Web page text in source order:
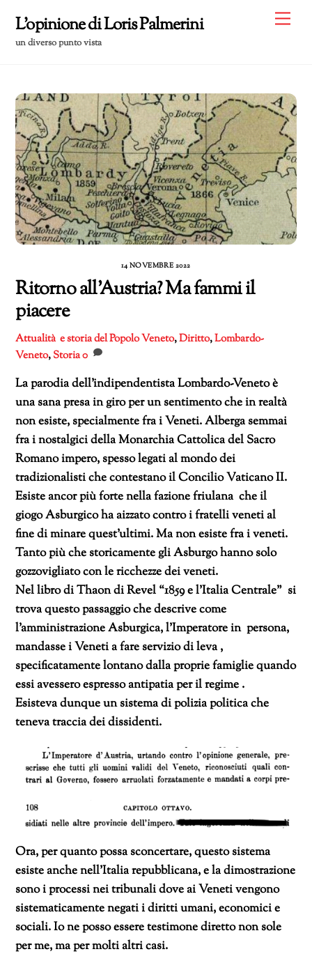
content
L'opinione di Loris Palmerini
un diverso punto vista
14 NOVEMBRE 2022
Ritorno all’Austria? Ma fammi il
piacere
Attualità e storia del Popolo Veneto,Diritto,Lombardo-
Veneto,Storia0
La parodia dell’indipendentista Lombardo-Veneto è
una sana presa in giro per un sentimento che in realtà
non esiste, specialmente fra i Veneti. Alberga semmai
fra i nostalgici della Monarchia Cattolica del Sacro
Romano impero, spesso legati al mondo dei
tradizionalisti che contestano il Concilio Vaticano II.
Esiste ancor più forte nella fazione friulana che il
giogo Asburgico ha aizzato contro i fratelli veneti al
fine di minare quest’ultimi. Ma non esiste fra i veneti.
Tanto più che storicamente gli Asburgo hanno solo
gozzovigliato con le ricchezze dei veneti.
Nel libro di Thaon di Revel “1859 e l’Italia Centrale” si
trova questo passaggio che descrive come
l’amministrazione Asburgica, l’Imperatore in persona,
mandasse i Veneti a fare servizio di leva ,
specificatamente lontano dalla proprie famiglie quando
essi avessero espresso antipatia per il regime .
Esisteva dunque un sistema di polizia politica che
teneva traccia dei dissidenti.
Ora, per quanto possa sconcertare, questo sistema
esiste anche nell’Italia repubblicana, e la dimostrazione
sono i processi nei tribunali dove ai Veneti vengono
sistematicamente negati i diritti umani, economici e
sociali. Io ne posso essere testimone diretto non sole
per me, ma per molti altri casi.